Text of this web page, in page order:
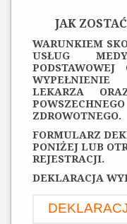
JAK
WARUNKIEM
USŁUG
LEKARZA
ZDROWOTNEGO.
FORMULARZ
PONIŻEJ LUB
REJESTRACJI.
DEKLARACJA